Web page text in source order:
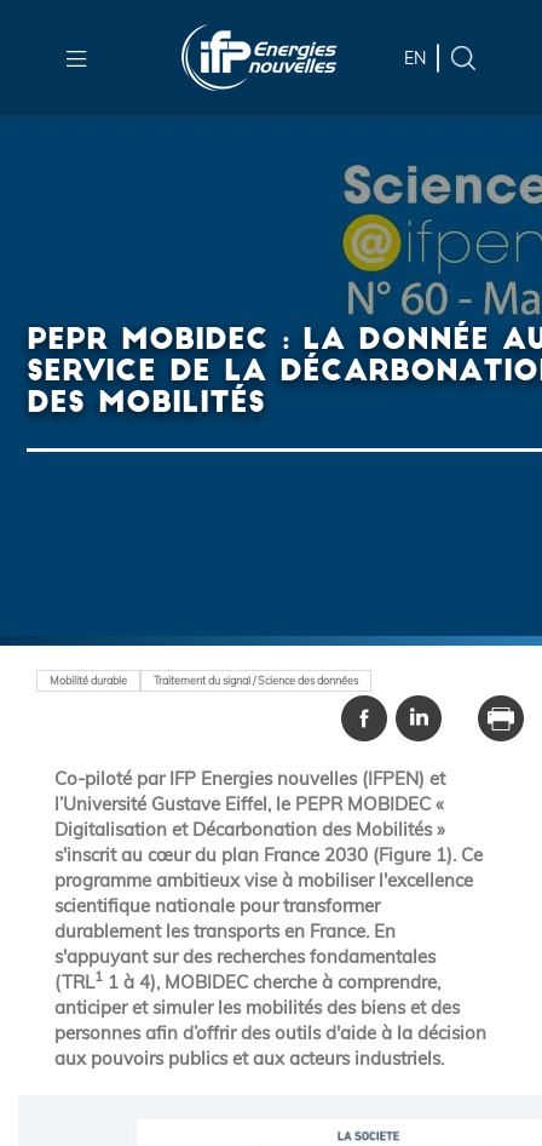
contenu
search
EN
PEPR MOBIDEC : LA DONNÉE
SERVICE DE LA
DES MOBILITÉS
Mobilité durable Traitement du signal / Science des données
Co-piloté par IFP Energies nouvelles (IFPEN) et
l’Université Gustave Eiffel, le PEPR MOBIDEC «
Digitalisation et Décarbonation des Mobilités »
s'inscrit au cœur du plan France 2030 (Figure 1). Ce
programme ambitieux vise à mobiliser l'excellence
scientifique nationale pour transformer
durablement les transports en France. En
s'appuyant sur des recherches fondamentales
(TRL1 1 à 4), MOBIDEC cherche à comprendre,
anticiper et simuler les mobilités des biens et des
personnes afin d’offrir des outils d'aide à la décision
aux pouvoirs publics et aux acteurs industriels.